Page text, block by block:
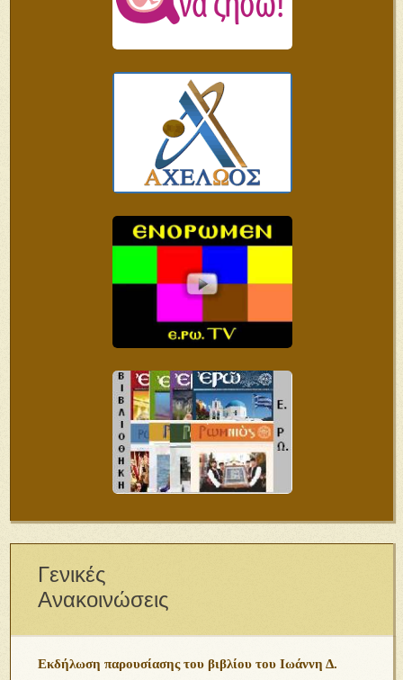
Γενικές
Ανακοινώσεις
Εκδήλωση παρουσίασης του βιβλίου του Ιωάννη Δ.